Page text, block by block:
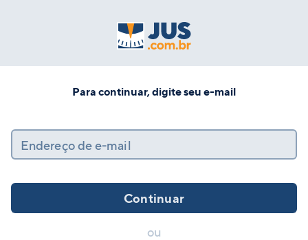
Para continuar, digite seu e-mail
Endereço de e-mail
Continuar
ou